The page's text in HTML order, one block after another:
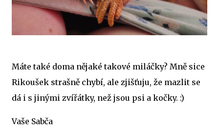
Máte také doma nějaké takové miláčky? Mně sice
Rikoušek strašně chybí, ale zjišťuju, že mazlit se
dá i s jinými zvířátky, než jsou psi a kočky. :)
Vaše Sabča